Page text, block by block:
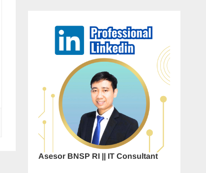
Asesor BNSP RI || IT Consultant